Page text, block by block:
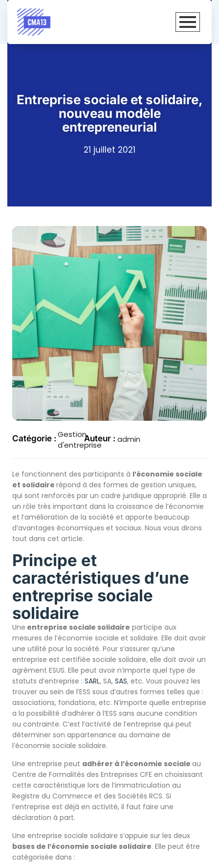
Entreprise sociale et solidaire,
nouveau modèle
entrepreneurial
21 juillet 2021
Catégorie : Gestion
d'entreprise
Auteur : admin
Le fonctionnent des participants à l’économie sociale
et solidaire répond à des formes de gestion uniques,
qui sont renforcés par un cadre juridique approprié. Elle a
un rôle très important dans la croissance de l’économie
et l’amélioration de la société et apporte beaucoup
d’avantages économiques et sociaux. Nous vous dirons
tout dans cet article.
Principe et
caractéristiques d’une
entreprise sociale
solidaire
Une entreprise sociale solidaire participe aux
mesures de l’économie sociale et solidaire. Elle doit avoir
une utilité pour la société. Pour s’assurer qu’une
entreprise est certifiée sociale solidaire, elle doit avoir un
agrément ESUS. Elle peut avoir n’importe quel type de
statuts d’entreprise : SARL, SA, SAS, etc. Vous pouvez les
trouver au sein de l’ESS sous d’autres formes telles que :
associations, fondations, etc. N’importe quelle entreprise
a la possibilité d’adhérer à l’ESS sans aucune condition
ou contrainte. C’est l’activité de l’entreprise qui peut
déterminer son appartenance au domaine de
l’économie sociale solidaire.
Une entreprise peut adhérer à l’économie sociale au
Centre de Formalités des Entreprises CFE en choisissant
cette caractéristique lors de l’immatriculation au
Registre du Commerce et des Sociétés RCS. Si
l’entreprise est déjà en activité, il faut faire une
déclaration à part.
Une entreprise sociale solidaire s’appuie sur les deux
bases de l’économie sociale solidaire. Elle peut être
catégorisée dans :